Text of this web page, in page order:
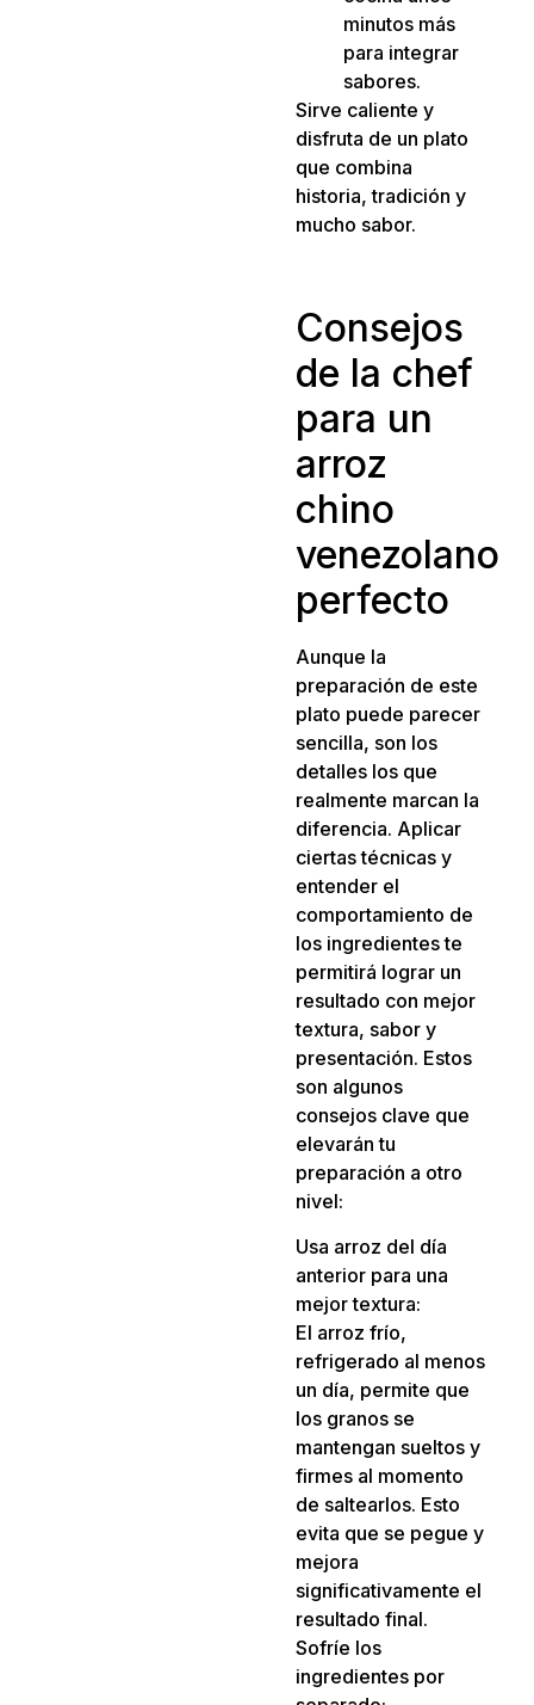
minutos más
para integrar
sabores.
Sirve caliente y
disfruta de un plato
que combina
historia, tradición y
mucho sabor.
Consejos
de la chef
para un
arroz
chino
venezolano
perfecto
Aunque la
preparación de este
plato puede parecer
sencilla, son los
detalles los que
realmente marcan la
diferencia. Aplicar
ciertas técnicas y
entender el
comportamiento de
los ingredientes te
permitirá lograr un
resultado con mejor
textura, sabor y
presentación. Estos
son algunos
consejos clave que
elevarán tu
preparación a otro
nivel:
Usa arroz del día
anterior para una
mejor textura:
El arroz frío,
refrigerado al menos
un día, permite que
los granos se
mantengan sueltos y
firmes al momento
de saltearlos. Esto
evita que se pegue y
mejora
significativamente el
resultado final.
Sofríe los
ingredientes por